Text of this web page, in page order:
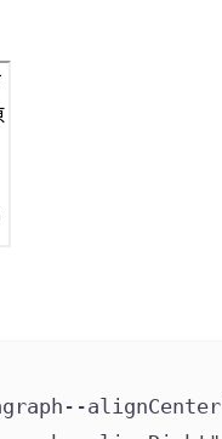
alignCenter